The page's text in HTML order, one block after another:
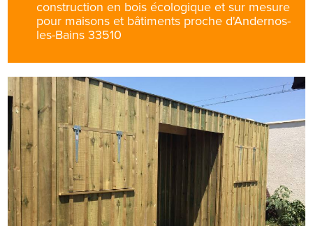
construction en bois écologique et sur mesure
pour maisons et bâtiments proche d'Andernos-
les-Bains 33510